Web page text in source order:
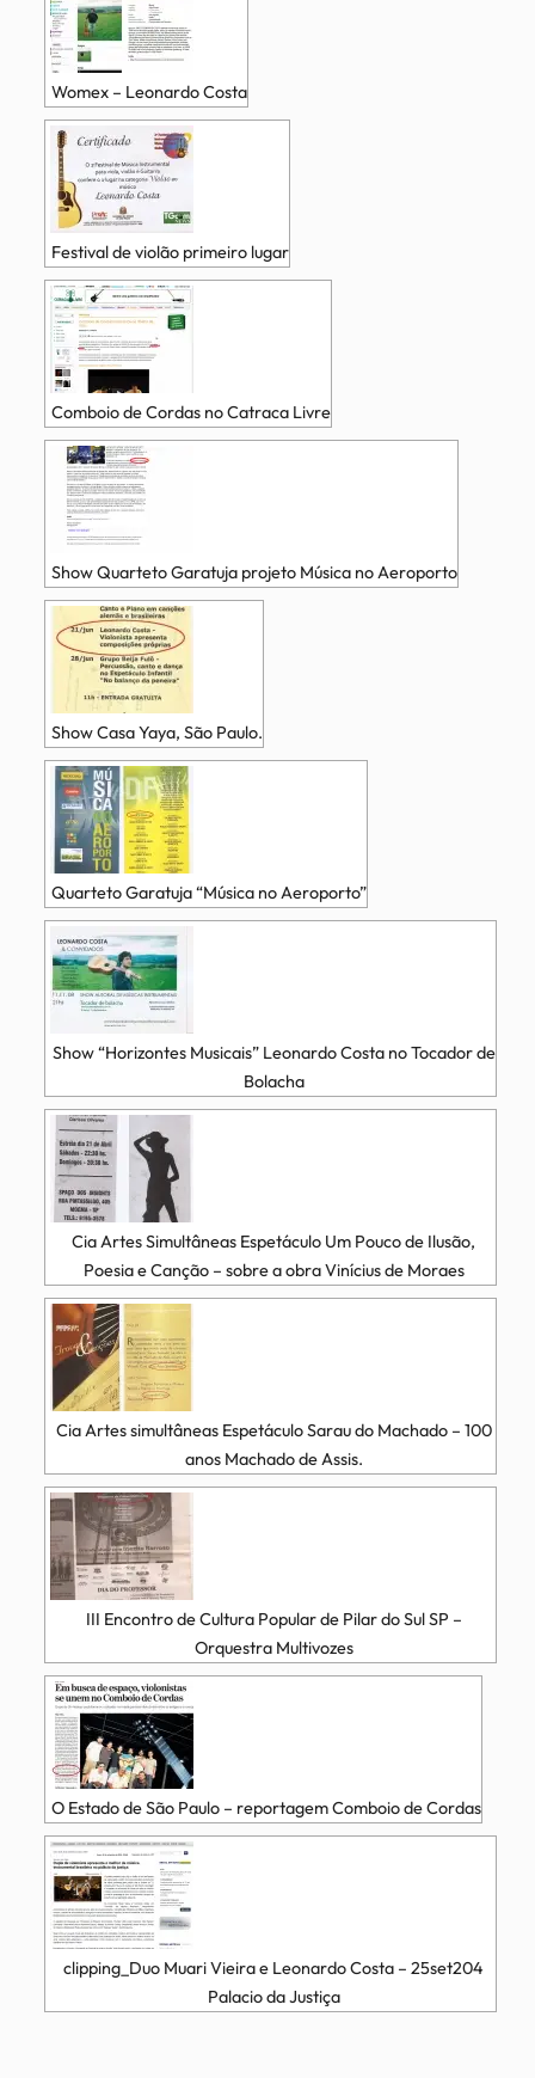
Womex – Leonardo Costa
Festival de violão primeiro lugar
Comboio de Cordas no Catraca Livre
Show Quarteto Garatuja projeto Música no Aeroporto
Show Casa Yaya, São Paulo.
Quarteto Garatuja “Música no Aeroporto”
Show “Horizontes Musicais” Leonardo Costa no Tocador de
Bolacha
Cia Artes Simultâneas Espetáculo Um Pouco de Ilusão,
Poesia e Canção – sobre a obra Vinícius de Moraes
Cia Artes simultâneas Espetáculo Sarau do Machado – 100
anos Machado de Assis.
III Encontro de Cultura Popular de Pilar do Sul SP –
Orquestra Multivozes
O Estado de São Paulo – reportagem Comboio de Cordas
clipping_Duo Muari Vieira e Leonardo Costa – 25set204
Palacio da Justiça